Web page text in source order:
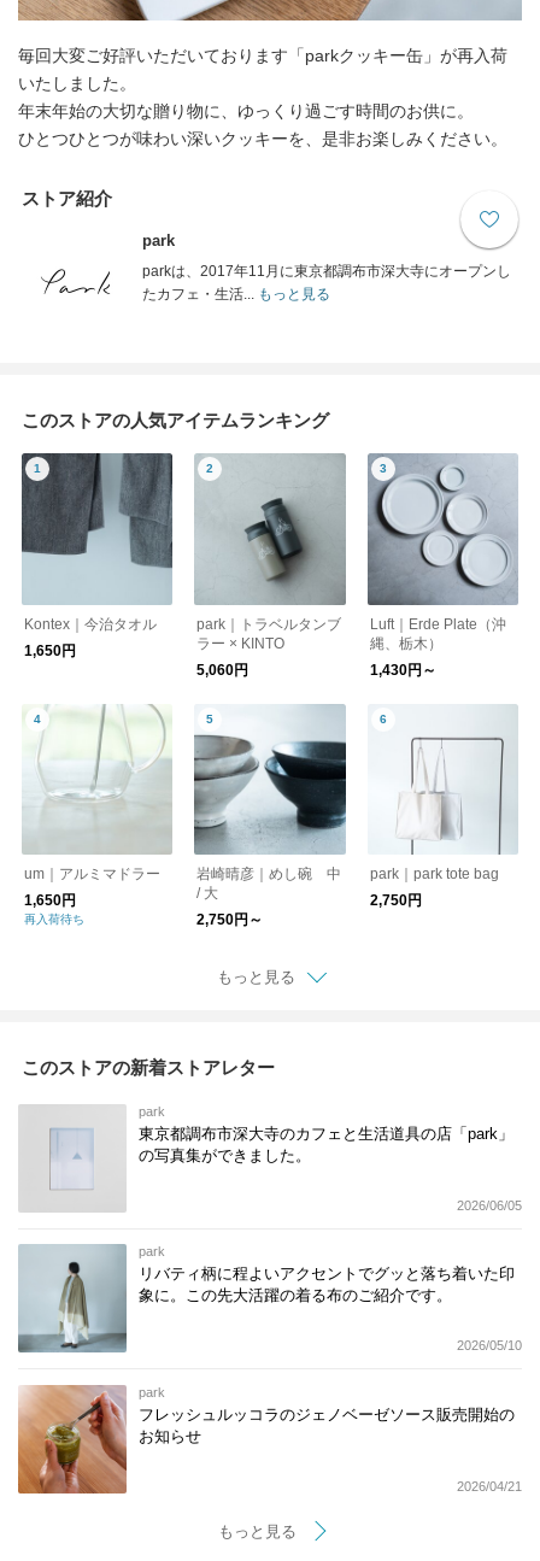
毎回大変ご好評いただいております「parkクッキー缶」が再入荷
いたしました。
年末年始の大切な贈り物に、ゆっくり過ごす時間のお供に。
ひとつひとつが味わい深いクッキーを、是非お楽しみください。
ストア紹介
park
parkは、2017年11月に東京都調布市深大寺にオープンし
たカフェ・生活...
もっと見る
このストアの人気アイテムランキング
Kontex｜今治タオル
1,650円
park｜トラベルタンブ
ラー × KINTO
5,060円
Luft｜Erde Plate（沖
縄、栃木）
1,430円～
um｜アルミマドラー
1,650円
再入荷待ち
岩崎晴彦｜めし碗 中
/ 大
2,750円～
park｜park tote bag
2,750円
もっと見る
このストアの新着ストアレター
park
東京都調布市深大寺のカフェと生活道具の店「park」
の写真集ができました。
2026/06/05
park
リバティ柄に程よいアクセントでグッと落ち着いた印
象に。この先大活躍の着る布のご紹介です。
2026/05/10
park
フレッシュルッコラのジェノベーゼソース販売開始の
お知らせ
2026/04/21
もっと見る